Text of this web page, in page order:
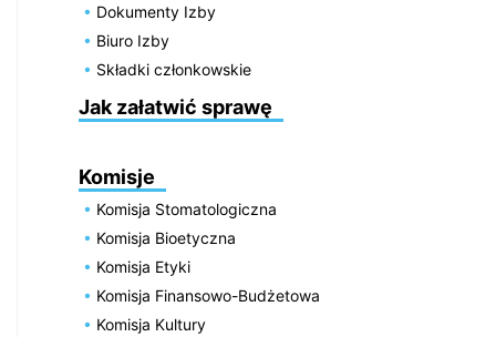
Dokumenty Izby
Biuro Izby
Składki członkowskie
Jak załatwić sprawę
Komisje
Komisja Stomatologiczna
Komisja Bioetyczna
Komisja Etyki
Komisja Finansowo-Budżetowa
Komisja Kultury